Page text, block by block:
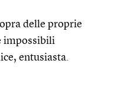
delle proprie
impossibili
entusiasta.